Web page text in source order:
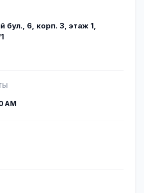
бул., 6, корп. 3, этаж 1,
AM